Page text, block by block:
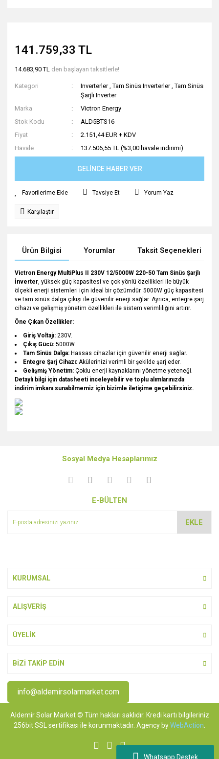
Whatsapp Destek
141.759,33 TL
14.683,90 TL den başlayan taksitlerle!
Kategori Inverterler ,Tam Sinüs Inverterler ,Tam Sinüs
Şarjlı Inverter
Marka
Victron Energy
Stok Kodu
ALD5BTS16
Fiyat
2.151,44 EUR + KDV
Havale
137.506,55 TL (%3,00 havale indirimi)
GELİNCE HABER VER
Tavsiye Et Yorum Yaz
Karşılaştır
Ürün Bilgisi Yorumlar Taksit Seçenekleri
Victron Energy MultiPlus II 230V 12/5000W 220-50 Tam Sinüs Şarjlı
İnverter, yüksek güç kapasitesi ve çok yönlü özellikleri ile büyük
ölçekli enerji sistemleri için ideal bir çözümdür. 5000W güç kapasitesi
ve tam sinüs dalga çıkışı ile güvenilir enerji sağlar. Ayrıca, entegre şarj
cihazı ve gelişmiş yönetim özellikleri ile sistem verimliliğini artırır.
Öne Çıkan Özellikler:
Giriş Voltajı: 230V.
Çıkış Gücü: 5000W.
Tam Sinüs Dalga: Hassas cihazlar için güvenilir enerji sağlar.
Entegre Şarj Cihazı: Akülerinizi verimli bir şekilde şarj eder.
Gelişmiş Yönetim: Çoklu enerji kaynaklarını yönetme yeteneği.
Detaylı bilgi için datasheeti inceleyebilir ve toplu alımlarınızda
indirim imkanı sunabilmemiz için bizimle iletişime geçebilirsiniz.
kullanarak tarafımıza iletebilirsiniz.
Görüş ve önerileriniz için teşekkür ederiz.
Ürün açıklamasında eksik bilgiler bulunuyor.
Sosyal Medya Hesaplarımız
E-BÜLTEN
EKLE
KURUMSAL
ALIŞVERİŞ
ÜYELİK
BİZİ TAKİP EDİN
info@aldemirsolarmarket.com
Aldemir Solar Market © Tüm hakları saklıdır. Kredi kartı bilgileriniz
256bit SSL sertifikası ile korunmaktadır. Agency byWebAction